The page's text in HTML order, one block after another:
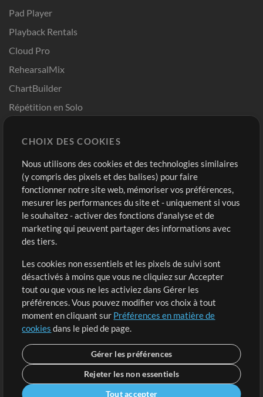
Pad Player
Playback Rentals
Cloud Pro
RehearsalMix
ChartBuilder
Répétition en Solo
Modèles ProPresenter
Sons
Boutique
Acheter des crédits
Contenu gratuit
Demander les pistes
Extras
Sessions
Soumettre votre contenu
Listes de lecture
Conférence MT
Compte
Connexion
S'inscrire
CHOIX DES COOKIES
Nous utilisons des cookies et des technologies similaires
(y compris des pixels et des balises) pour faire
fonctionner notre site web, mémoriser vos préférences,
mesurer les performances du site et - uniquement si vous
le souhaitez - activer des fonctions d'analyse et de
marketing qui peuvent partager des informations avec
des tiers.
Les cookies non essentiels et les pixels de suivi sont
désactivés à moins que vous ne cliquiez sur Accepter
tout ou que vous ne les activiez dans Gérer les
préférences. Vous pouvez modifier vos choix à tout
moment en cliquant sur Préférences en matière de
cookies dans le pied de page.
Gérer les préférences
Rejeter les non essentiels
Tout accepter